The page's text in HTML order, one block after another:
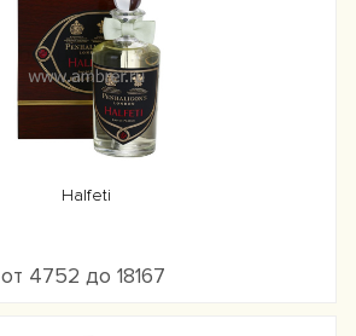
Halfeti
от 4752 до 18167